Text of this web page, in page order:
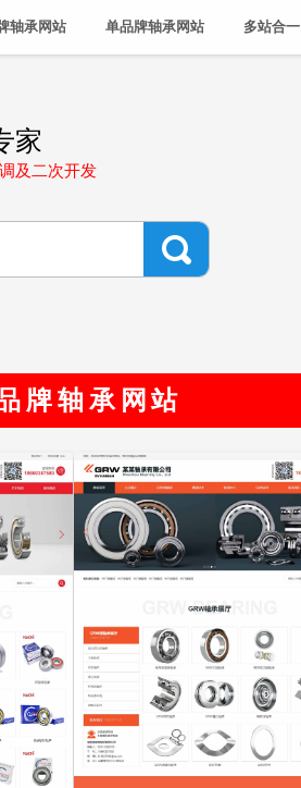
轴承网站 单品牌轴承网站 多站合一
家
及二次开发
牌轴承网站